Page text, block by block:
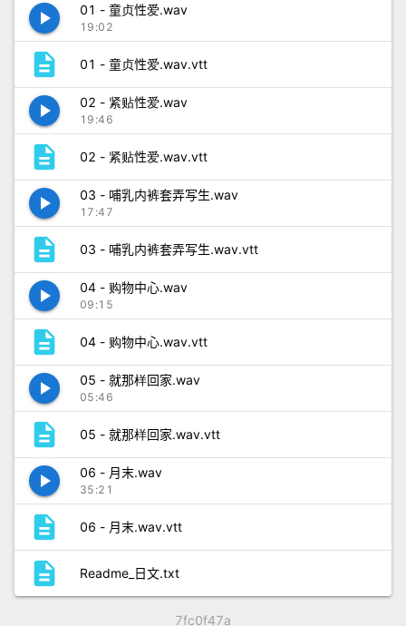
play_arrow 01 - 童贞性爱.wav
19:02
description 01 - 童贞性爱.wav.vtt
play_arrow 02 - 紧贴性爱.wav
19:46
description 02 - 紧贴性爱.wav.vtt
play_arrow 03 - 哺乳内裤套弄写生.wav
17:47
description 03 - 哺乳内裤套弄写生.wav.vtt
play_arrow 04 - 购物中心.wav
09:15
description 04 - 购物中心.wav.vtt
play_arrow 05 - 就那样回家.wav
05:46
description 05 - 就那样回家.wav.vtt
play_arrow 06 - 月末.wav
35:21
description 06 - 月末.wav.vtt
description Readme_日文.txt
7fc0f47a